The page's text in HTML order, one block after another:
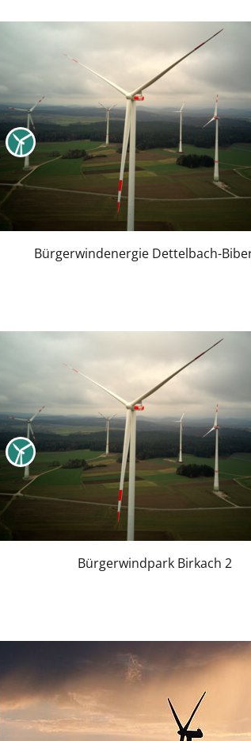
Bürgerwindenergie Dettelbach-
Bürgerwindpark Birkach 2